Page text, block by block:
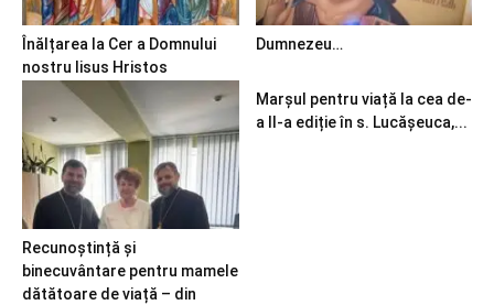
Înălțarea la Cer a Domnului
nostru Iisus Hristos
Dumnezeu…
Recunoștință și
binecuvântare pentru mamele
dătătoare de viață – din
Marșul pentru viață la cea de-
a II-a ediție în s. Lucășeuca,...